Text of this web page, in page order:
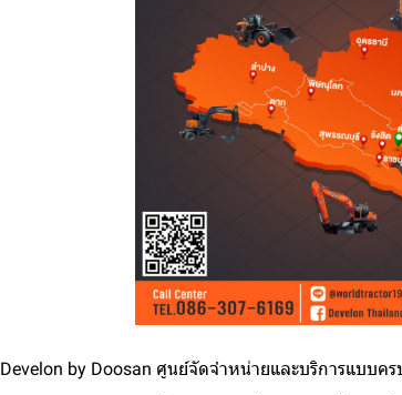
Develon by Doosan ศูนย์จัดจำหน่ายและบริการแบบ